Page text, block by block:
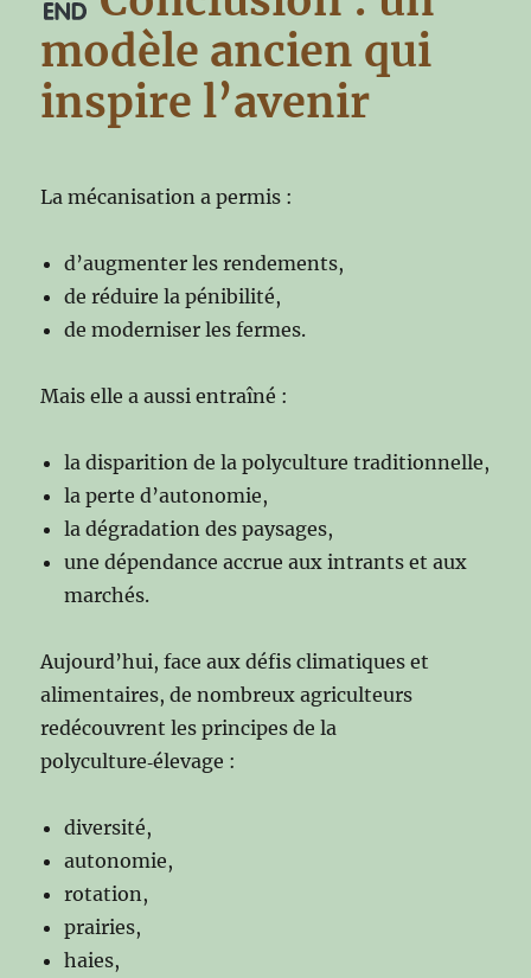
modèle ancien qui
inspire l’avenir
La mécanisation a permis :
d’augmenter les rendements,
de réduire la pénibilité,
de moderniser les fermes.
Mais elle a aussi entraîné :
la disparition de la polyculture traditionnelle,
la perte d’autonomie,
la dégradation des paysages,
une dépendance accrue aux intrants et aux
marchés.
Aujourd’hui, face aux défis climatiques et
alimentaires, de nombreux agriculteurs
redécouvrent les principes de la
polyculture‑élevage :
diversité,
autonomie,
rotation,
prairies,
haies,